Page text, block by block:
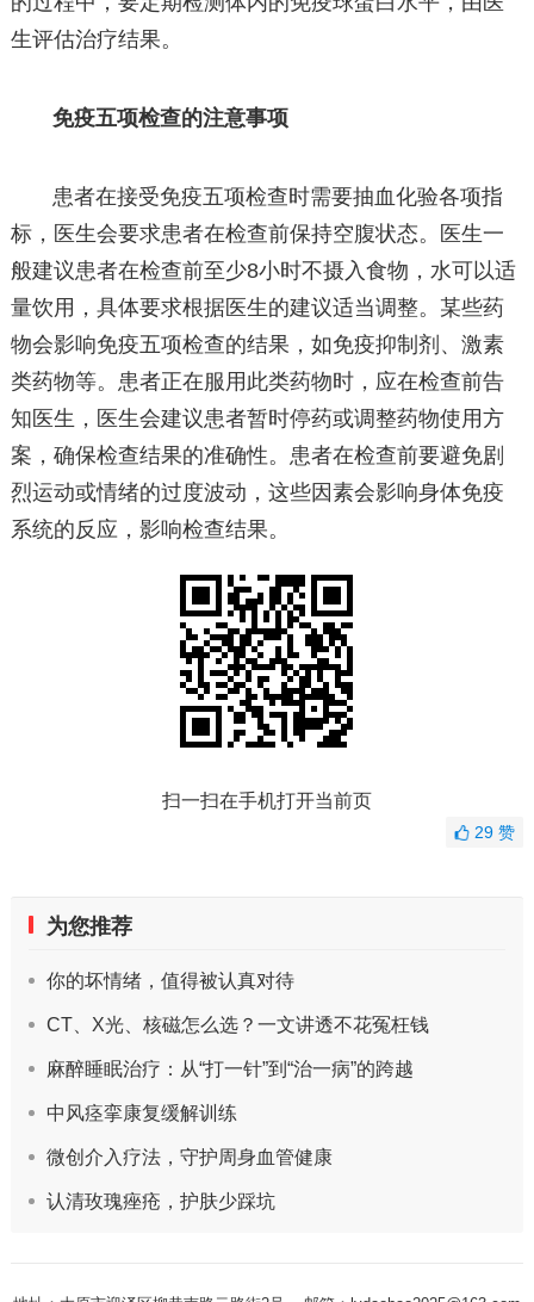
生评估治疗结果。
免疫五项检查的注意事项
患者在接受免疫五项检查时需要抽血化验各项指
标，医生会要求患者在检查前保持空腹状态。医生一
般建议患者在检查前至少8小时不摄入食物，水可以适
量饮用，具体要求根据医生的建议适当调整。某些药
物会影响免疫五项检查的结果，如免疫抑制剂、激素
类药物等。患者正在服用此类药物时，应在检查前告
知医生，医生会建议患者暂时停药或调整药物使用方
案，确保检查结果的准确性。患者在检查前要避免剧
烈运动或情绪的过度波动，这些因素会影响身体免疫
系统的反应，影响检查结果。
扫一扫在手机打开当前页
29赞
为您推荐
你的坏情绪，值得被认真对待
CT、X光、核磁怎么选？一文讲透不花冤枉钱
麻醉睡眠治疗：从“打一针”到“治一病”的跨越
中风痉挛康复缓解训练
微创介入疗法，守护周身血管健康
认清玫瑰痤疮，护肤少踩坑